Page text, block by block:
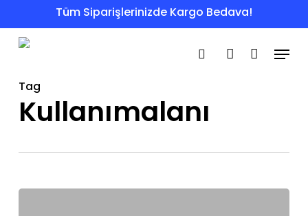
to
Tüm Siparişlerinizde Kargo Bedava!
search account
Menu
Tag
Kullanımalanı